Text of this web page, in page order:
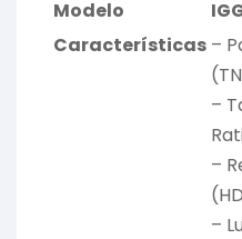
Modelo
Características –
–
–
–